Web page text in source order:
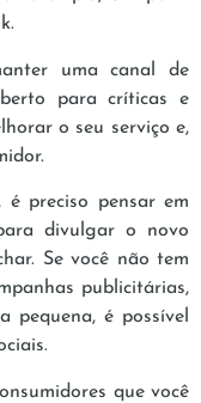
uma canal de
para críticas e
o seu serviço e,
é preciso pensar em
divulgar o novo
Se você não tem
publicitárias,
pequena, é possível
que você